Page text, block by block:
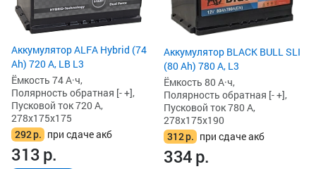
Аккумулятор ALFA Hybrid (74
Ah) 720 А, LB L3
Ёмкость 74 А·ч,
Полярность обратная [- +],
Пусковой ток 720 А,
278x175x175
292р. при сдаче акб
313р.
Аккумулятор BLACK BULL SLI
(80 Ah) 780 А, L3
Ёмкость 80 А·ч,
Полярность обратная [- +],
Пусковой ток 780 А,
278x175x190
312р. при сдаче акб
334р.